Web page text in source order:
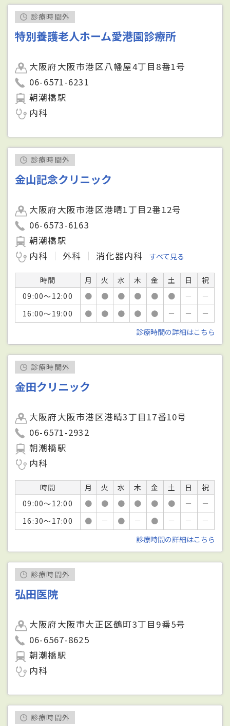
診療時間外
特別養護老人ホーム愛港園診療所
大阪府大阪市港区八幡屋4丁目8番1号
06-6571-6231
朝潮橋駅
内科
診療時間外
金山記念クリニック
大阪府大阪市港区港晴1丁目2番12号
06-6573-6163
朝潮橋駅
内科
外科 消化器内科 すべて見る
時間 月 火 水 木 金 土 日
祝
09:00～12:00
● ● ● ● ● ● －
－
16:00～19:00
● ● ● ● ● － －
－
診療時間の詳細はこちら
診療時間外
金田クリニック
大阪府大阪市港区港晴3丁目17番10号
06-6571-2932
朝潮橋駅
内科
時間 月 火 水 木 金 土 日
祝
09:00～12:00
● ● ● ● ● ● －
－
16:30～17:00
● － ● － ● － －
－
診療時間の詳細はこちら
診療時間外
弘田医院
大阪府大阪市大正区鶴町3丁目9番5号
06-6567-8625
朝潮橋駅
内科
診療時間外